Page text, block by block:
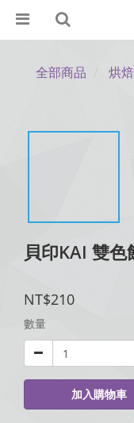
全部商品 烘
貝印KAI 雙
NT$210
數量
加入購物車